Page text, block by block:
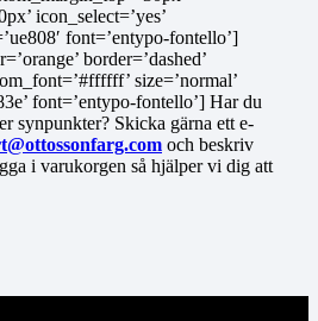
icon_select=’yes’
font=’entypo-fontello’]
border=’dashed’
size=’normal’
font=’entypo-fontello’] Har du
synpunkter? Skicka gärna ett e-
och beskriv
i varukorgen så hjälper vi dig att